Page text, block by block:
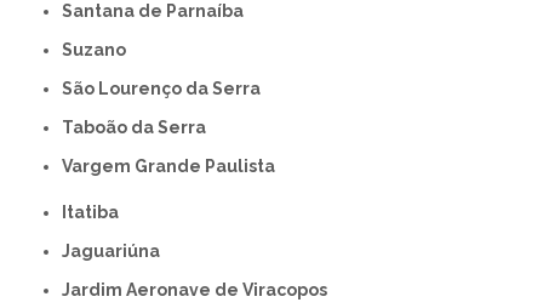
Santana de Parnaíba
Suzano
São Lourenço da Serra
Taboão da Serra
Vargem Grande Paulista
Itatiba
Jaguariúna
Jardim Aeronave de Viracopos